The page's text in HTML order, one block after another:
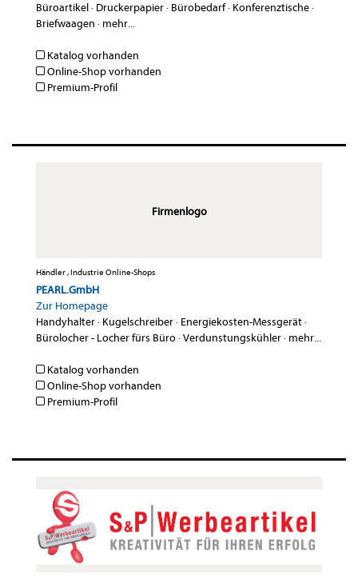
Büroartikel· Druckerpapier· Bürobedarf· Konferenztische·
Briefwaagen · mehr...
Katalog vorhanden
Online-Shop vorhanden
Premium-Profil
Firmenlogo
Händler , Industrie Online-Shops
PEARL.GmbH
Zur Homepage
Handyhalter· Kugelschreiber· Energiekosten-Messgerät·
Bürolocher - Locher fürs Büro·Verdunstungskühler· mehr...
Katalog vorhanden
Online-Shop vorhanden
Premium-Profil